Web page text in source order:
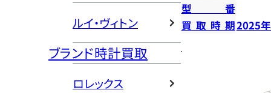
ルイ・ヴィトン
ブランド時計買取
ロレックス
型番
買取時期2025